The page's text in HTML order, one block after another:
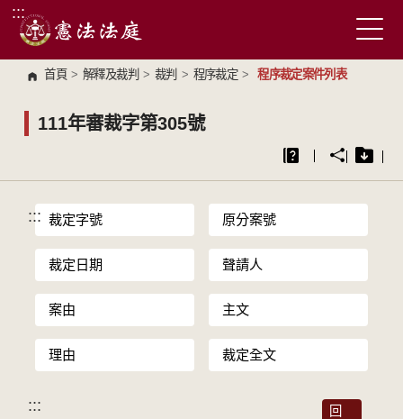
跳到主要內容區塊
:::
首頁 > 解釋及裁判 > 裁判 > 程序裁定 > 程序裁定案件列表
111年審裁字第305號
::: 裁定字號 原分案號
裁定日期 聲請人
案由 主文
理由 裁定全文
:::
回